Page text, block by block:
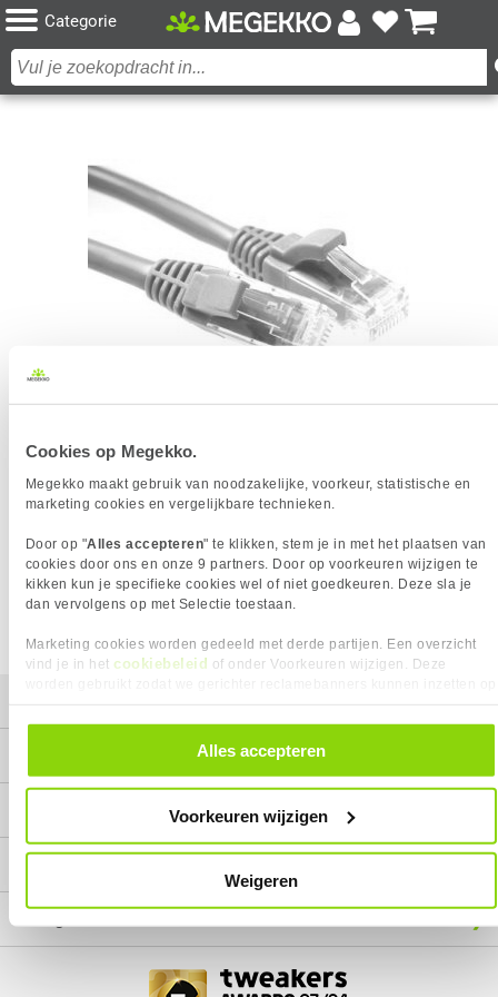
Cookies op Megekko.
Megekko maakt gebruik van noodzakelijke, voorkeur, statistische en
marketing cookies en vergelijkbare technieken.
Door op "Alles accepteren" te klikken, stem je in met het plaatsen van
cookies door ons en onze 9 partners. Door op voorkeuren wijzigen te
kikken kun je specifieke cookies wel of niet goedkeuren. Deze sla je
dan vervolgens op met Selectie toestaan.
Marketing cookies worden gedeeld met derde partijen. Een overzicht
vind je in het cookiebeleid of onder Voorkeuren wijzigen. Deze
alle cookies. Je kunt je gegeven toestemming altijd intrekken, dit doe je
door in de footer van onze website te klikken op ‘Cookievoorkeuren’
Alles accepteren
Voorkeuren wijzigen
Weigeren
Categorie
ACT BLAUWE 1 METER U/UTP CAT6 PATCHKABEL
COMPONENT LEVEL MET RJ45 CONNECTOREN
Het product dat je zocht is helaas niet meer beschikbaar.
Wij doen ons uiterste best om al onze producten zo lang
mogelijk leverbaar te houden.
Helaas is dit product op dit
moment bij geen van onze leveranciers leverbaar.
We helpen je graag met een ander product uit de categorie